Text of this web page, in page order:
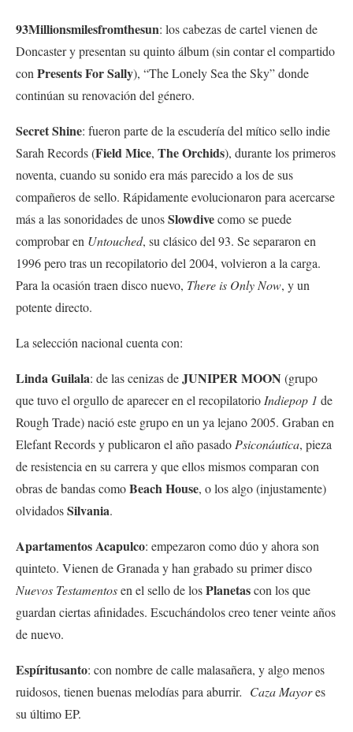
93Millionsmilesfromthesun: los cabezas de cartel vienen de
Doncaster y presentan su quinto álbum (sin contar el compartido
con Presents For Sally), “The Lonely Sea the Sky” donde
continúan su renovación del género.
Secret Shine: fueron parte de la escudería del mítico sello indie
Sarah Records (Field Mice, The Orchids), durante los primeros
noventa, cuando su sonido era más parecido a los de sus
compañeros de sello. Rápidamente evolucionaron para acercarse
más a las sonoridades de unosSlowdivecomo se puede
comprobaren Untouched, su clásico del 93. Se separaron en
1996 pero tras un recopilatorio del 2004, volvieron a la carga.
Para la ocasión traen disco nuevo, There is Only Now, y un
potente directo.
La selección nacional cuenta con:
Linda Guilala: de las cenizas deJUNIPER MOON (grupo
que tuvo el orgullo de aparecer en el recopilatorio Indiepop 1 de
Rough Trade) nació este grupo en un ya lejano 2005. Graban en
Elefant Records y publicaron el año pasado Psiconáutica, pieza
de resistencia en su carrera y que ellos mismos comparan con
obras de bandas comoBeach House, o los algo (injustamente)
olvidadosSilvania.
Apartamentos Acapulco: empezaron como dúo y ahora son
quinteto. Vienen de Granada y han grabado su primer disco
Nuevos Testamentosen el sello de losPlanetascon los que
guardan ciertas afinidades. Escuchándolos creo tener veinte años
de nuevo.
Espíritusanto: con nombre de calle malasañera, y algo menos
ruidosos, tienen buenas melodías para aburrir. Caza Mayores
su último EP.